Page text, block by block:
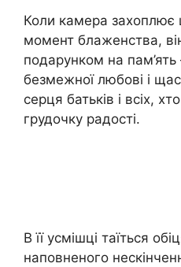
Коли камера
момент блаженства,
подарунком на
безмежної любові і
серця батьків і всіх,
грудочку радості.
В її усмішці таїться
наповненого